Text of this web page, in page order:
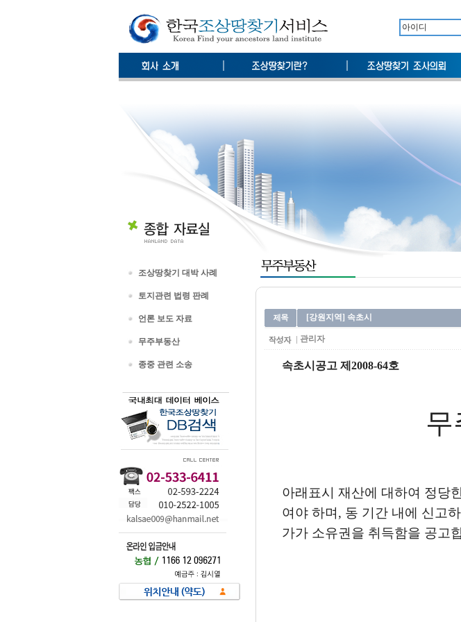
조상땅찾기 대박 사례
토지관련 법령 판례
언론 보도 자료
무주부동산
종중 관련 소송
[강원지역] 속초시
관리자
속초시공고 제2008-64호
무
아래표시 재산에 대하여 정당
여야 하며, 동 기간 내에 신고
가가 소유권을 취득함을 공고